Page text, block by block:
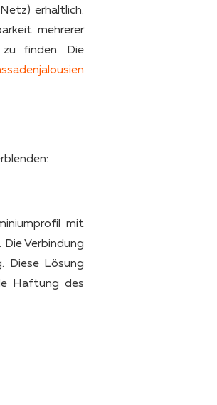
erhältlich.
mehrerer
finden. Die
mit
Verbindung
Diese Lösung
Haftung des